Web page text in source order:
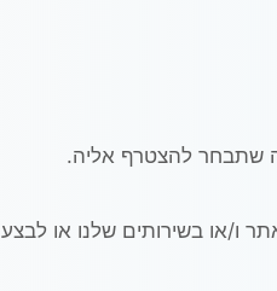
ו/או בשירותים שלנו או לבצע